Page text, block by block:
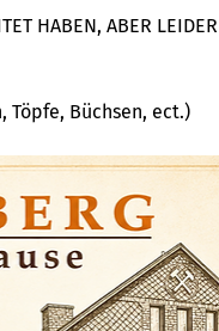
HABEN, ABER
Töpfe, Büchsen, ect.)